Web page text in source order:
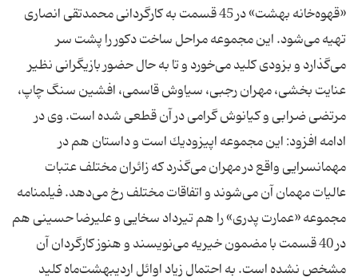
«قهوه‌خانه بهشت» در 45 قسمت به كارگردانی محمدتقی انصاری
تهیه می‌شود. این مجموعه مراحل ساخت دكور را پشت سر
می‌گذارد و بزودی كلید می‌خورد و تا به حال حضور بازیگرانی نظیر
عنایت بخشی، مهران رجبی، سیاوش قاسمی، افشین سنگ چاپ،
مرتضی ضرابی و كیانوش گرامی در آن قطعی شده است. وی در
ادامه افزود: این مجموعه اپیزودیك است و داستان هم در
مهمانسرایی واقع در مهران می‌گذرد كه زائران مختلف عتبات
عالیات مهمان آن می‌شوند و اتفاقات مختلف رخ می‌دهد. فیلمنامه
مجموعه «عمارت پدری» را هم تیرداد سخایی و علیرضا حسینی هم
در 40 قسمت با مضمون خیریه می‌نویسند و هنوز كارگردان آن
مشخص نشده است. به احتمال زیاد اوائل اردیبهشت‌ماه كلید